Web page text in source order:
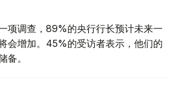
项调查，89%的央行行长预计未来一
会增加。45%的受访者表示，他们的
备。